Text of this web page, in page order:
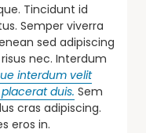
Tincidunt id
Semper viverra
sed adipiscing
nec. Interdum
interdum velit
duis. Sem
cras adipiscing.
eros in.